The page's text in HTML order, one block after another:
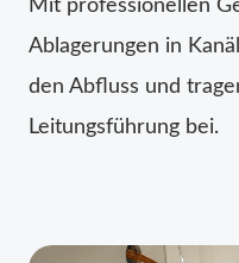
Mit professionellen
Ablagerungen in
den Abfluss und
Leitungsführung bei.